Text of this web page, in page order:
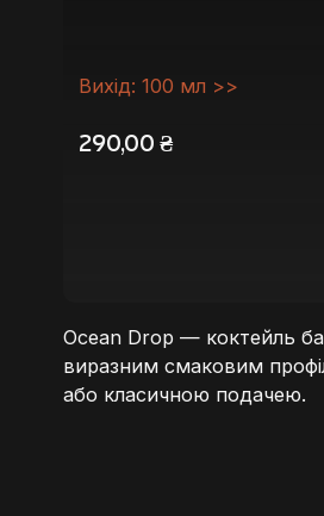
Вихід: 100 мл >>
290,00₴
Ocean Drop — коктейль
виразним смаковим
або класичною подачею.